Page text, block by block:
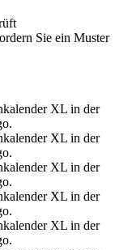
Sie ein Muster